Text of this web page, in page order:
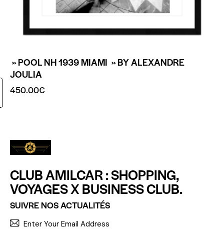
» POOL NH 1939 MIAMI » BY ALEXANDRE
JOULIA
450.00€
CLUB AMILCAR : SHOPPING,
VOYAGES X BUSINESS CLUB.
SUIVRE NOS ACTUALITÉS